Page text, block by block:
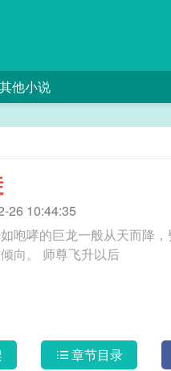
其他小说
26 10:44:35
咆哮的巨龙一般从天而降
耳欲聋，带着一种毁天灭地的可怕倾向。 师尊飞升以后
章节目录